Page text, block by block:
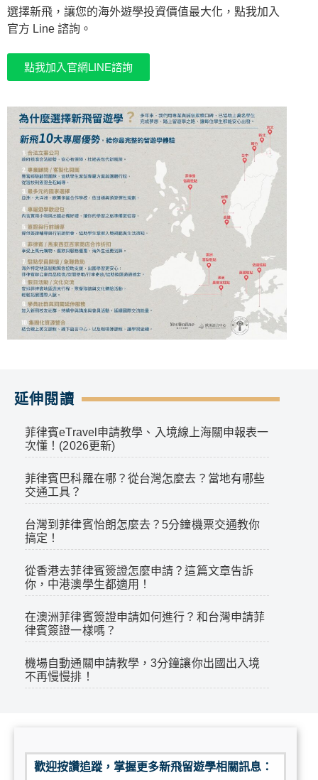
選擇新飛，讓您的海外遊學投資價值最大化，點我加入
官方 Line 諮詢。
點我加入官網LINE諮詢
延伸閱讀
菲律賓eTravel申請教學、入境線上海關申報表一
次懂！(2026更新)
菲律賓巴科羅在哪？從台灣怎麼去？當地有哪些
交通工具？
台灣到菲律賓怡朗怎麼去？5分鐘機票交通教你
搞定！
從香港去菲律賓簽證怎麼申請？這篇文章告訴
你，中港澳學生都適用！
在澳洲菲律賓簽證申請如何進行？和台灣申請菲
律賓簽證一樣嗎？
機場自動通關申請教學，3分鐘讓你出國出入境
不再慢慢排！
歡迎按讚追蹤，掌握更多新飛留遊學相關訊息：